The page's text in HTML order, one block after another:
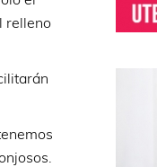
relleno